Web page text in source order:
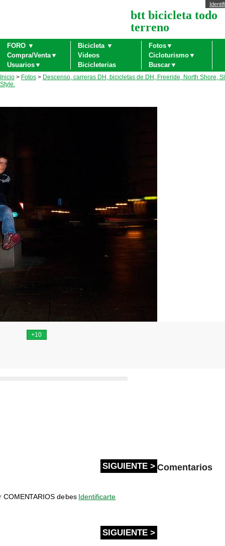
btt bicicleta todo
terreno
FORO ▼ Bicicleta ▼
Fotos▼
Compra/Venta▼
Videos
Cicloturismo▼
Usuarios▼
Bicicleterias Buscar▼
Inicio > Fotos > Descenso, carreras DH, bicicletas de DH, Freeride, North Shore,
Style.
SIGUIENTE > Comentarios
COMENTARIOS debes Identificarte
SIGUIENTE >